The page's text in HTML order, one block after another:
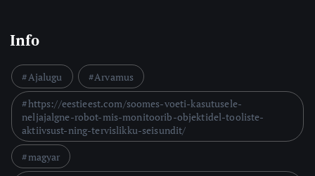
Info
Ajalugu
Arvamus
https://eestieest.com/soomes-voeti-kasutusele-
neljajalgne-robot-mis-monitoorib-objektidel-tooliste-
aktiivsust-ning-tervislikku-seisundit/
magyar